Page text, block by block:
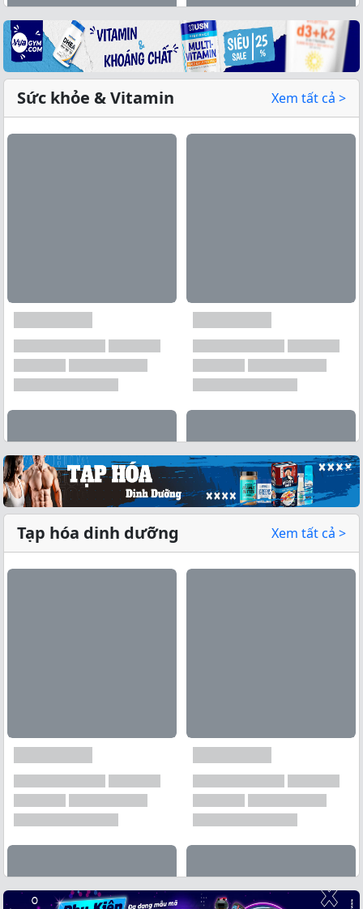
Xem tất cả →
Xem tất cả →
Sức khỏe & Vitamin Xem tất cả >
Tạp hóa dinh dưỡng Xem tất cả >